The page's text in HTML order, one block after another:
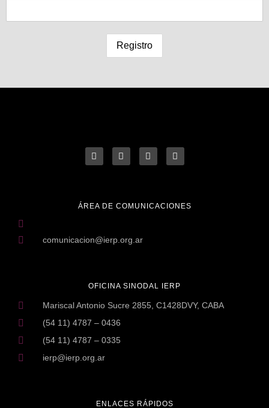
ENLACES RÁPIDOS
OFICINA SINODAL IERP
Mariscal Antonio Sucre 2855, C1428DVY, CABA
(54 11) 4787 – 0436
(54 11) 4787 – 0335
ierp@ierp.org.ar
ÁREA DE COMUNICACIONES
comunicacion@ierp.org.ar